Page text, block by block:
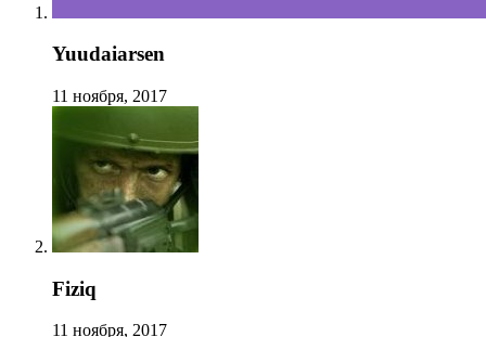
Yuudaiarsen
11 ноября, 2017
Fiziq
11 ноября, 2017